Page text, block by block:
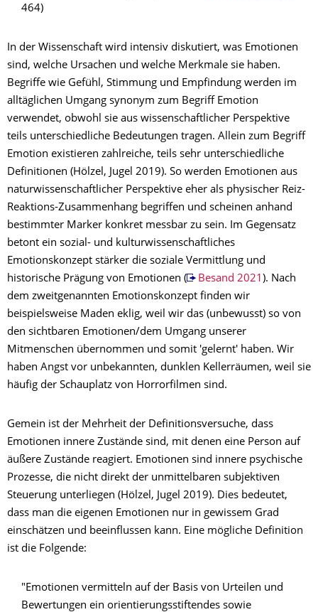
464)
In der Wissenschaft wird intensiv diskutiert, was Emotionen
sind, welche Ursachen und welche Merkmale sie haben.
Begriffe wie Gefühl, Stimmung und Empfindung werden im
alltäglichen Umgang synonym zum Begriff Emotion
verwendet, obwohl sie aus wissenschaftlicher Perspektive
teils unterschiedliche Bedeutungen tragen. Allein zum Begriff
Emotion existieren zahlreiche, teils sehr unterschiedliche
Definitionen (Hölzel, Jugel 2019). So werden Emotionen aus
naturwissenschaftlicher Perspektive eher als physischer Reiz-
Reaktions-Zusammenhang begriffen und scheinen anhand
bestimmter Marker konkret messbar zu sein. Im Gegensatz
betont ein sozial- und kulturwissenschaftliches
Emotionskonzept stärker die soziale Vermittlung und
historische Prägung von Emotionen (
Besand 2021 ). Nach
dem zweitgenannten Emotionskonzept finden wir
beispielsweise Maden eklig, weil wir das (unbewusst) so von
den sichtbaren Emotionen/dem Umgang unserer
Mitmenschen übernommen und somit 'gelernt' haben. Wir
haben Angst vor unbekannten, dunklen Kellerräumen, weil sie
häufig der Schauplatz von Horrorfilmen sind.
Gemein ist der Mehrheit der Definitionsversuche, dass
Emotionen innere Zustände sind, mit denen eine Person auf
äußere Zustände reagiert. Emotionen sind innere psychische
Prozesse, die nicht direkt der unmittelbaren subjektiven
Steuerung unterliegen (Hölzel, Jugel 2019). Dies bedeutet,
dass man die eigenen Emotionen nur in gewissem Grad
einschätzen und beeinflussen kann. Eine mögliche Definition
ist die Folgende:
"Emotionen vermitteln auf der Basis von Urteilen und
Bewertungen ein orientierungsstiftendes sowie